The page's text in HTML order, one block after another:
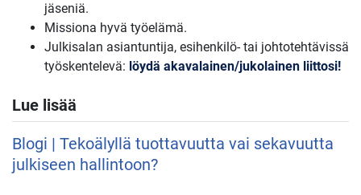
jäseniä.
Missiona hyvä työelämä.
Julkisalan asiantuntija, esihenkilö- tai johtotehtävissä
työskentelevä: löydä akavalainen/jukolainen liittosi!
Lue lisää
Blogi | Tekoälyllä tuottavuutta vai sekavuutta
julkiseen hallintoon?